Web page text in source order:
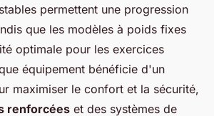
permettent une progression
que les modèles à poids fixes
optimale pour les exercices
équipement bénéficie d'un
maximiser le confort et la sécurité,
renforcées et des systèmes de